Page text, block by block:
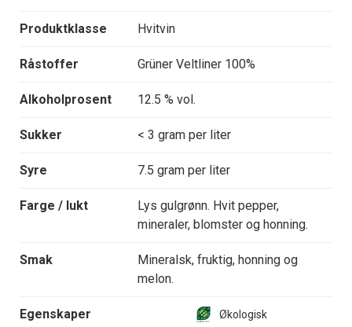
Produktklasse Hvitvin
Råstoffer Grüner Veltliner 100%
Alkoholprosent 12.5 % vol.
Sukker < 3 gram per liter
Syre 7.5 gram per liter
Farge / lukt
Lys gulgrønn. Hvit pepper,
mineraler, blomster og honning.
Smak
Mineralsk, fruktig, honning og
melon.
Egenskaper Økologisk